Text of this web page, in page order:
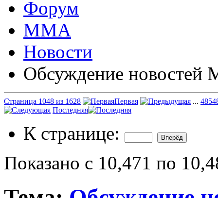
Форум
ММА
Новости
Обсуждение
Страница 1048 из 1628 Первая ... 48
Последняя
К странице:
Показано с 10,471 по